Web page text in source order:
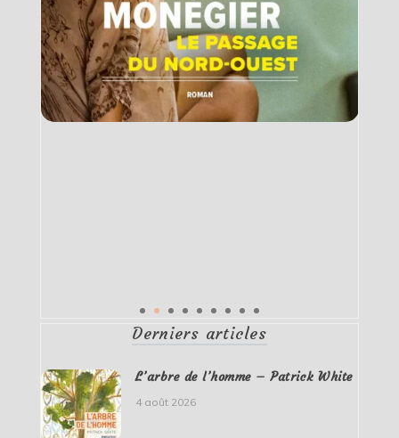
Derniers articles
L’arbre de l’homme – Patrick White
4 août 2026